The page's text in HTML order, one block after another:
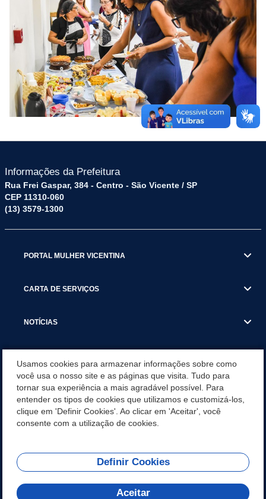
Informações da Prefeitura
Rua Frei Gaspar, 384 - Centro - São Vicente / SP
CEP 11310-060
(13) 3579-1300
PORTAL MULHER VICENTINA
CARTA DE SERVIÇOS
NOTÍCIAS
VISITE SÃO VICENTE
INSTITUCIONAL
REDES SOCIAIS
Usamos cookies para armazenar informações sobre como
você usa o nosso site e as páginas que visita. Tudo para
tornar sua experiência a mais agradável possível. Para
entender os tipos de cookies que utilizamos e customizá-los,
clique em 'Definir Cookies'. Ao clicar em 'Aceitar', você
consente com a utilização de cookies.
Definir Cookies
Aceitar
Olá! Como
posso te ajudar?